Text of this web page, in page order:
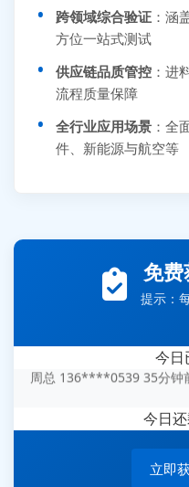
跨领域综合验证 ：涵
方位一站式测试
供应链品质管控 ：进
流程质量保障
全行业应用场景 ：全
件、新能源与航空等
免
提示：
今日
张先生 138****5889 刚刚
赵总 135****7688 12分钟
刘先生 139****7889 18分
陈女士 158****1887 25分
周总 136****0539 35分钟
今日
立即